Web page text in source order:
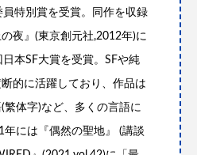
特別賞を受賞。同作を収録
夜』(東京創元社,2012年)に
本SF大賞を受賞。SFや純
的に活躍しており、作品は
繁体字)など、多くの言語に
には『偶然の聖地』 (講談